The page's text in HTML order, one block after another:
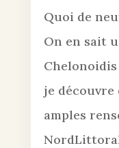
Quoi de
On en sait
je découvre
amples